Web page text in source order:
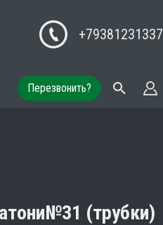
+79381231337
Перезвонить?
(трубки)